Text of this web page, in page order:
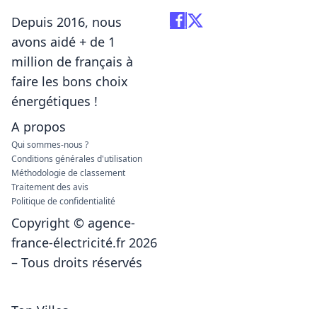
Depuis 2016, nous
avons aidé + de 1
million de français à
faire les bons choix
énergétiques !
A propos
Qui sommes-nous ?
Conditions générales d'utilisation
Méthodologie de classement
Traitement des avis
Politique de confidentialité
Copyright © agence-
france-électricité.fr 2026
– Tous droits réservés